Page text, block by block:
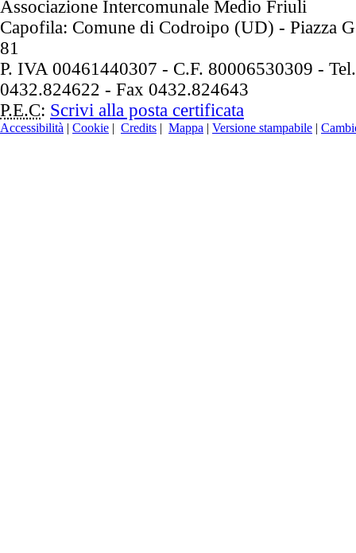
Associazione Intercomunale Medio Friuli
Capofila: Comune di Codroipo (UD) - Piazza
81
P. IVA 00461440307 - C.F. 80006530309 - Tel.
0432.824622 - Fax 0432.824643
P.E.C: Scrivi alla posta certificata
Accessibilità | Cookie | Credits | Mappa | Versione stampabile |